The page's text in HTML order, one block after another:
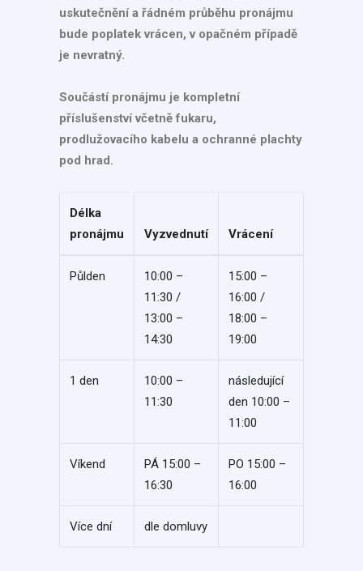
uskutečnění a řádném průběhu pronájmu
bude poplatek vrácen, v opačném případě
je nevratný.
Součástí pronájmu je kompletní
příslušenství včetně fukaru,
prodlužovacího kabelu a ochranné plachty
pod hrad.
Délka
pronájmu
Vyzvednutí Vrácení
Půlden
10:00 –
11:30 /
13:00 –
14:30
15:00 –
16:00 /
18:00 –
19:00
1 den
10:00 –
11:30
následující
den 10:00 –
11:00
Víkend
PÁ 15:00 –
16:30
PO 15:00 –
16:00
Více dní dle domluvy